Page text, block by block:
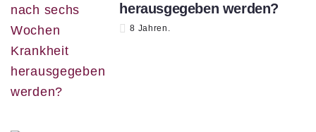
herausgegeben werden?
8 Jahren.